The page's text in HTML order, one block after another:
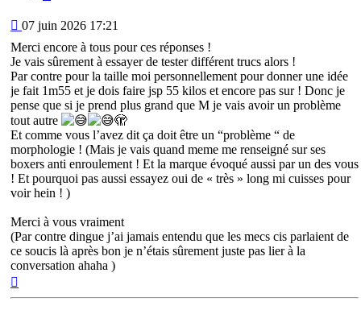
Message
07 juin 2026 17:21
Merci encore à tous pour ces réponses !
Je vais sûrement à essayer de tester différent trucs alors !
Par contre pour la taille moi personnellement pour donner une idée
je fait 1m55 et je dois faire jsp 55 kilos et encore pas sur ! Donc je
pense que si je prend plus grand que M je vais avoir un problème
tout autre
🫣
Et comme vous l’avez dit ça doit être un “problème “ de
morphologie ! (Mais je vais quand meme me renseigné sur ses
boxers anti enroulement ! Et la marque évoqué aussi par un des vous
! Et pourquoi pas aussi essayez oui de « très » long mi cuisses pour
voir hein ! )
Merci à vous vraiment
(Par contre dingue j’ai jamais entendu que les mecs cis parlaient de
ce soucis là après bon je n’étais sûrement juste pas lier à la
conversation ahaha )